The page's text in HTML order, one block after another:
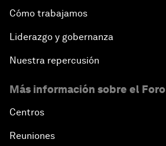
Cómo trabajamos
Liderazgo y gobernanza
Nuestra repercusión
Más información sobre el Foro
Centros
Reuniones